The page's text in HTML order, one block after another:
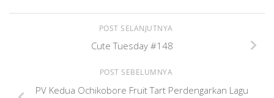
POST SELANJUTNYA
Cute Tuesday #148
POST SEBELUMNYA
PV Kedua Ochikobore Fruit Tart Perdengarkan Lagu